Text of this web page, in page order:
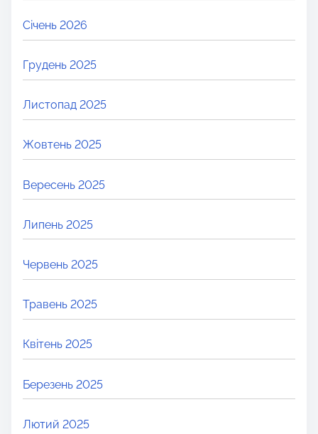
Січень 2026
Грудень 2025
Листопад 2025
Жовтень 2025
Вересень 2025
Липень 2025
Червень 2025
Травень 2025
Квітень 2025
Березень 2025
Лютий 2025